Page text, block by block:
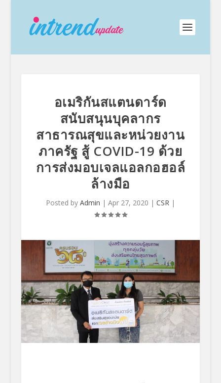
อเมริกันสแตนดาร์ด
สนับสนุนบุคลากร
สาธารณสุขและหน่วยงาน
ภาครัฐ สู้ COVID-19 ด้วย
การส่งมอบเจลแอลกอฮอล์
ล้างมือ
Posted by Admin | Apr 27, 2020 | CSR|